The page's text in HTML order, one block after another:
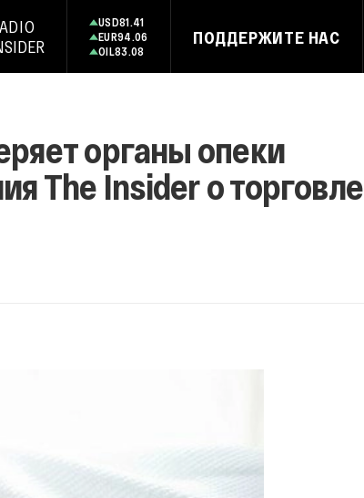
USD81.41
EUR94.06
OIL83.08
ПОДДЕРЖИТЕ НАС
органы опеки
The Insider о торговле